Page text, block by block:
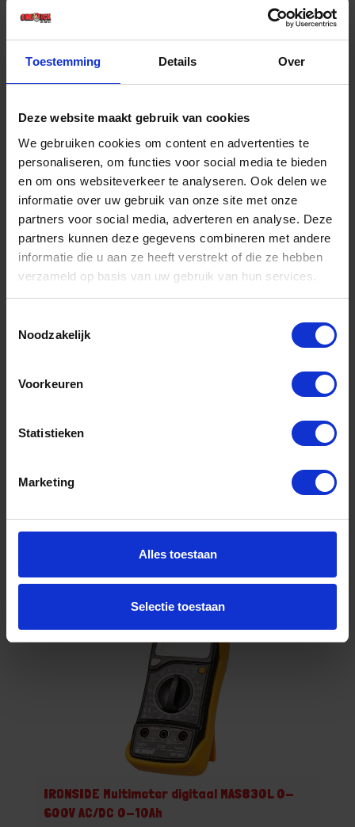
Toestemming Details Over
Deze website maakt gebruik van cookies
We gebruiken cookies om content en advertenties te
personaliseren, om functies voor social media te bieden
en om ons websiteverkeer te analyseren. Ook delen we
informatie over uw gebruik van onze site met onze
partners voor social media, adverteren en analyse. Deze
partners kunnen deze gegevens combineren met andere
informatie die u aan ze heeft verstrekt of die ze hebben
verzameld op basis van uw gebruik van hun services.
Noodzakelijk
Voorkeuren
Statistieken
Marketing
Alles toestaan
Selectie toestaan
€ 141,33 incl. BTW
-
Bestel nu!
Niet op voorraad, levertijd 1 tot meerdere werkdagen
Prijs per 1 Stuk
+
Stuk
IRONSIDE Multimeter digitaal MAS830L 0-
600V AC/DC 0-10Ah